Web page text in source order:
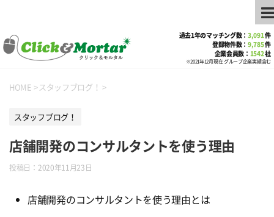
過去1年のマッチング数：3,091件
登録物件数：9,785件
企業会員数： 1542社
※2021年12月現在 グループ企業実績含む
HOME >スタッフブログ！ >
スタッフブログ！
店舗開発のコンサルタントを使う理由
投稿日： 2020年11月23日
店舗開発のコンサルタントを使う理由とは